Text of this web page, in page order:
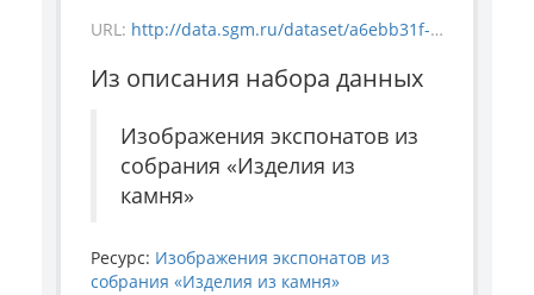
URL: http://data.sgm.ru/dataset/a6ebb31f-9dc9-4808-b7ac-da3eec9340a6/resource/19764475-47f0-410c-92cd-35fd7878b5bb/download/stoneproduct_296.jpg
Из описания набора данных
Изображения экспонатов из
собрания «Изделия из
камня»
Ресурс: Изображения экспонатов из
собрания «Изделия из камня»